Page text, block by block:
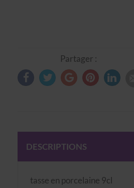
Partager :
DESCRIPTIONS
tasse en porcelaine 9cl